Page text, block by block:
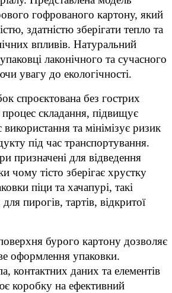
гофрованого картону, який
здатністю зберігати тепло та
впливів. Натуральний
лаконічного та сучасного
увагу до екологічності.
спроєктована без гострих
складання, підвищує
та мінімізує ризик
під час транспортування.
призначені для відведення
чому тісто зберігає хрустку
піци та хачапурі, такі
пирогів, тартів, відкритої
бурого картону дозволяє
оформлення упаковки.
контактних даних та елементів
коробку на ефективний